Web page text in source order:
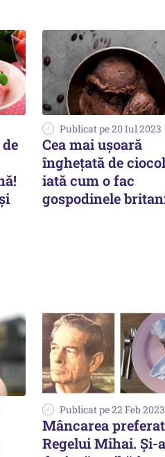
Publicat pe 20 Iul 2023
Cea mai ușoară
înghețată de
iată cum o fac
gospodinele
Publicat pe 22 Feb 2023
Mâncarea
Regelui Mihai. Şi-